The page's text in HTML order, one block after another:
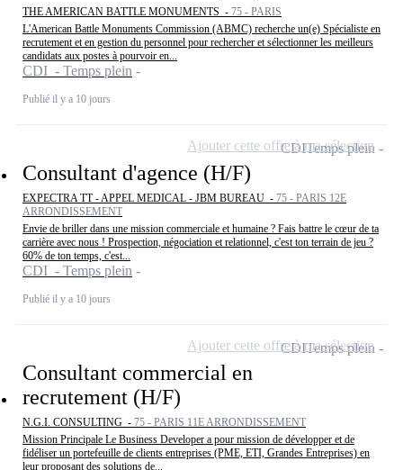
THE AMERICAN BATTLE MONUMENTS - 75 - PARIS
L'American Battle Monuments Commission (ABMC) recherche un(e) Spécialiste en
recrutement et en gestion du personnel pour rechercher et sélectionner les meilleurs
candidats aux postes à pourvoir en...
CDI - Temps plein
Publié il y a 10 jours
Consultant d'agence (H/F)
EXPECTRA TT - APPEL MEDICAL - JBM BUREAU - 75 - PARIS 12E
ARRONDISSEMENT
Envie de briller dans une mission commerciale et humaine ? Fais battre le cœur de ta
carrière avec nous ! Prospection, négociation et relationnel, c'est ton terrain de jeu ?
60% de ton temps, c'est...
CDI - Temps plein
Publié il y a 10 jours
CDITemps plein
Ajouter cette offre à ma sélection
Consultant commercial en
recrutement (H/F)
N.G.I. CONSULTING - 75 - PARIS 11E ARRONDISSEMENT
Mission Principale Le Business Developer a pour mission de développer et de
fidéliser un portefeuille de clients entreprises (PME, ETI, Grandes Entreprises) en
leur proposant des solutions de...
CDITemps plein
Ajouter cette offre à ma sélection